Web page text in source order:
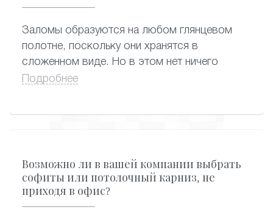
практически полностью потерять запах, пока
находятся на складе.
Заломы образуются на любом глянцевом
полотне, поскольку они хранятся в
сложенном виде. Но в этом нет ничего
страшного, поскольку заломы заметны
абсолютно гладким.
Подробнее
Возможно ли в вашей компании выбрать
софиты или потолочный карниз, не
приходя в офис?